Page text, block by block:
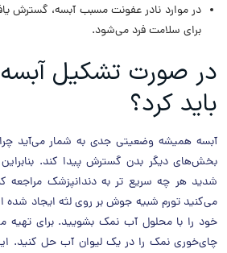
در موارد نادر عفونت مسبب آبسه، گسترش
برای سلامت فرد می‌شود.
در صورت تشکیل
باید کرد؟
آبسه همیشه وضعیتی جدی به شمار می‌آید
بخش‌های دیگر بدن گسترش پیدا کند.
شدید هر چه سریع تر به دندانپزشک
می‌کنید تورم شبیه جوش بر روی لثه ایجاد شده
خود را با محلول آب نمک بشویید. برای
چای‌خوری نمک‌ را در یک لیوان آب حل کنید.